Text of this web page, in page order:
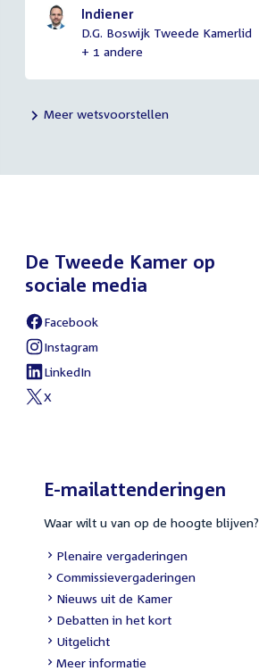
Indiener
D.G. Boswijk Tweede Kamerlid
+ 1 andere
Meer wetsvoorstellen
De Tweede Kamer op
sociale media
External
link:
Facebook
External
link:
Instagram
External
link:
LinkedIn
External
X
E-mailattenderingen
Waar wilt u van op de hoogte blijven?
External
link:
Plenaire vergaderingen
External
link:
Commissievergaderingen
External
link:
Nieuws uit de Kamer
External
link:
Debatten in het kort
External
link:
Uitgelicht
Meer informatie